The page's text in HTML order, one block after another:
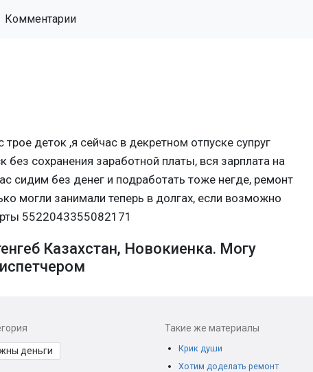
Комментарии
деток ,я сейчас в декретном отпуске супруг
без сохранения заработной платы, вся зарплата на
сидим без денег и подработать тоже негде, ремонт
могли занимали теперь в долгах, если возможно
5522043355082171
Казахстан, Новокиенка. Могу
деньги
Такие же материалы
Крик души
Хотим доделать ремонт